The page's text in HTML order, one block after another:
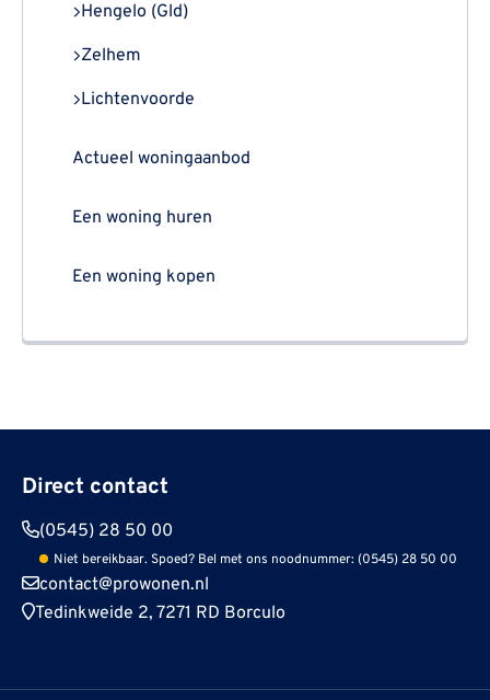
Hengelo (Gld)
Zelhem
Lichtenvoorde
Actueel woningaanbod
Een woning huren
Een woning kopen
Direct contact
(0545) 28 50 00
Niet bereikbaar. Spoed? Bel met ons noodnummer: (0545) 28 50 00
contact@prowonen.nl
Tedinkweide 2, 7271 RD Borculo